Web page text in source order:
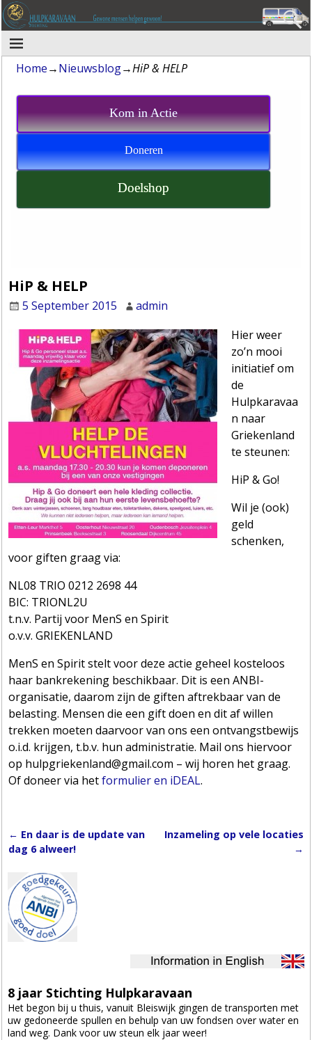
Home→Nieuwsblog→HiP & HELP
Kom in Actie
Doneren
Doelshop
HiP & HELP
5 September 2015
admin
Hier weer
zo’n mooi
initiatief om
de
Hulpkaravaa
n naar
Griekenland
te steunen:
HiP & Go!
Wil je (ook)
geld
schenken,
voor giften graag via:
NL08 TRIO 0212 2698 44
BIC: TRIONL2U
t.n.v. Partij voor MenS en Spirit
o.v.v. GRIEKENLAND
MenS en Spirit stelt voor deze actie geheel kosteloos
haar bankrekening beschikbaar. Dit is een ANBI-
organisatie, daarom zijn de giften aftrekbaar van de
belasting. Mensen die een gift doen en dit af willen
trekken moeten daarvoor van ons een ontvangstbewijs
o.i.d. krijgen, t.b.v. hun administratie. Mail ons hiervoor
op hulpgriekenland@gmail.com – wij horen het graag.
Of doneer via hetformulier en iDEAL.
Post navigation
← En daar is de update van
dag 6 alweer!
Inzameling op vele locaties
→
8 jaar Stichting Hulpkaravaan
Het begon bij u thuis, vanuit Bleiswijk gingen de transporten met
uw gedoneerde spullen en behulp van uw fondsen over water en
land weg. Dank voor uw steun elk jaar weer!